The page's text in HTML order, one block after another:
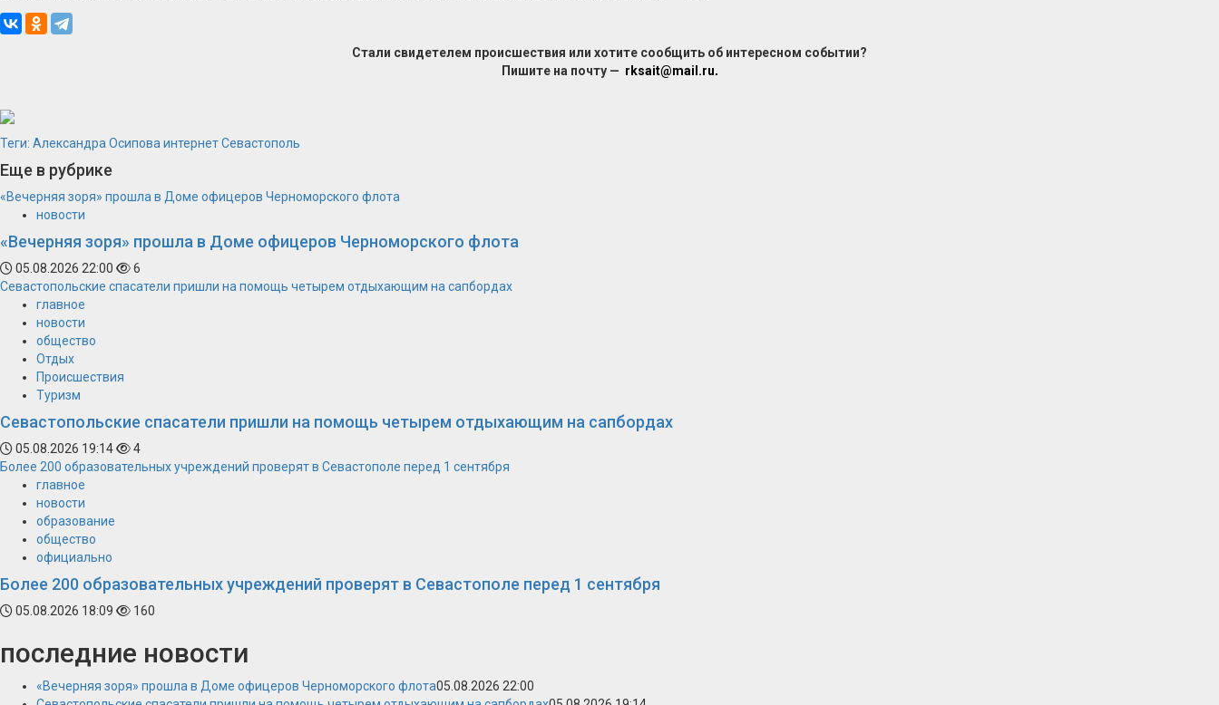
Стали свидетелем происшествия или хотите сообщить об интересном событии?
Пишите на почту — rksait@mail.ru.
Теги: Александра Осипова интернетСевастополь
Еще в рубрике
«Вечерняя зоря» прошла в Доме офицеров Черноморского флота
новости
«Вечерняя зоря» прошла в Доме офицеров Черноморского флота
05.08.2026 22:00
6
Севастопольские спасатели пришли на помощь четырем отдыхающим на сапбордах
главное
новости
общество
Отдых
Происшествия
Туризм
Севастопольские спасатели пришли на помощь четырем отдыхающим на сапбордах
05.08.2026 19:14
4
Более 200 образовательных учреждений проверят в Севастополе перед 1 сентября
главное
новости
образование
общество
официально
Более 200 образовательных учреждений проверят в Севастополе перед 1 сентября
05.08.2026 18:09 160
последние новости
«Вечерняя зоря» прошла в Доме офицеров Черноморского флота05.08.2026 22:00